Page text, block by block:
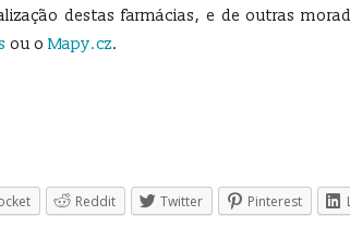
destas farmácias, e de outras
ou o Mapy.cz.
Reddit Twitter Pinterest